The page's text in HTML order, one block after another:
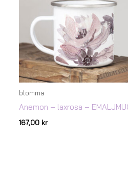
blomma
Anemon – laxrosa –
167,00 kr